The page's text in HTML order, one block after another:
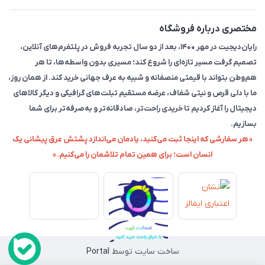
مختصری درباره فروشگاه
رایان‌دیجیت در مهر ۱۴۰۰، بعد از دو سال تجربه فروش در پلتفرم‌های آنلاین،
تصمیم گرفت مسیر تازه‌ای را شروع کند؛ مسیری بدون واسطه‌ها، تا هر
هم‌وطن بتواند با قیمتی منصفانه و شبیه به عرف جهانی خرید کند. از همان روز،
ما با دلی قرص و نیتی شفاف، عرضه مستقیم تبلت‌های گرافیکی و دیگر کالاهای
دیجیتال را آغاز کردیم تا خریدی راحت‌تر، صادقانه‌تر و به‌صرفه‌تر برای شما
بسازیم.
«هر سفارشی که اینجا ثبت می‌کنید، یادمان می‌اندازد پشتش عرق پیشانی یک
انسان است؛ برای همین تمام تلاشمان را می‌کنیم.»
ساخت سایت توسط Portal